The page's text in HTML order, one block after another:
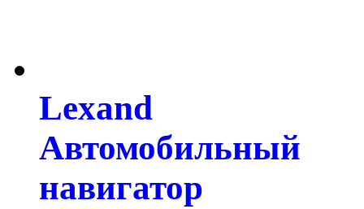
Lexand
Автомобильный
навигатор